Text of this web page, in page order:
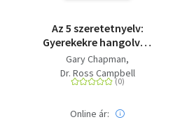
Az 5 szeretetnyelv:
Gyerekekre hangolva -
Szeresd úgy, hogy
érezze!
Gary Chapman
Dr. Ross Campbell
Online ár: